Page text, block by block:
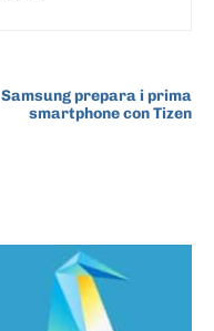
Samsung prepara i prima
smartphone con Tizen